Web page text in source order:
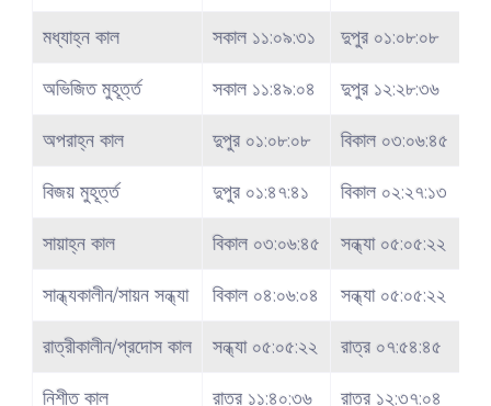
মধ্যাহ্ন কাল সকাল ১১:০৯:৩১
দুপুর ০১:০৮:০৮
অভিজিত মুহূর্ত্ত
সকাল ১১:৪৯:০৪
দুপুর ১২:২৮:৩৬
অপরাহ্ন কাল
দুপুর ০১:০৮:০৮
বিকাল ০৩:০৬:৪৫
বিজয় মুহূর্ত্ত
দুপুর ০১:৪৭:৪১
বিকাল ০২:২৭:১৩
সায়াহ্ন কাল
বিকাল ০৩:০৬:৪৫
সন্ধ্যা ০৫:০৫:২২
সান্ধ্যকালীন/সায়ন সন্ধ্যা
বিকাল ০৪:০৬:০৪
সন্ধ্যা ০৫:০৫:২২
রাত্রীকালীন/প্রদোস কাল
সন্ধ্যা ০৫:০৫:২২
রাত্র ০৭:৫৪:৪৫
নিশীত কাল
রাত্র ১১:৪০:৩৬ রাত্র ১২:৩৭:০৪